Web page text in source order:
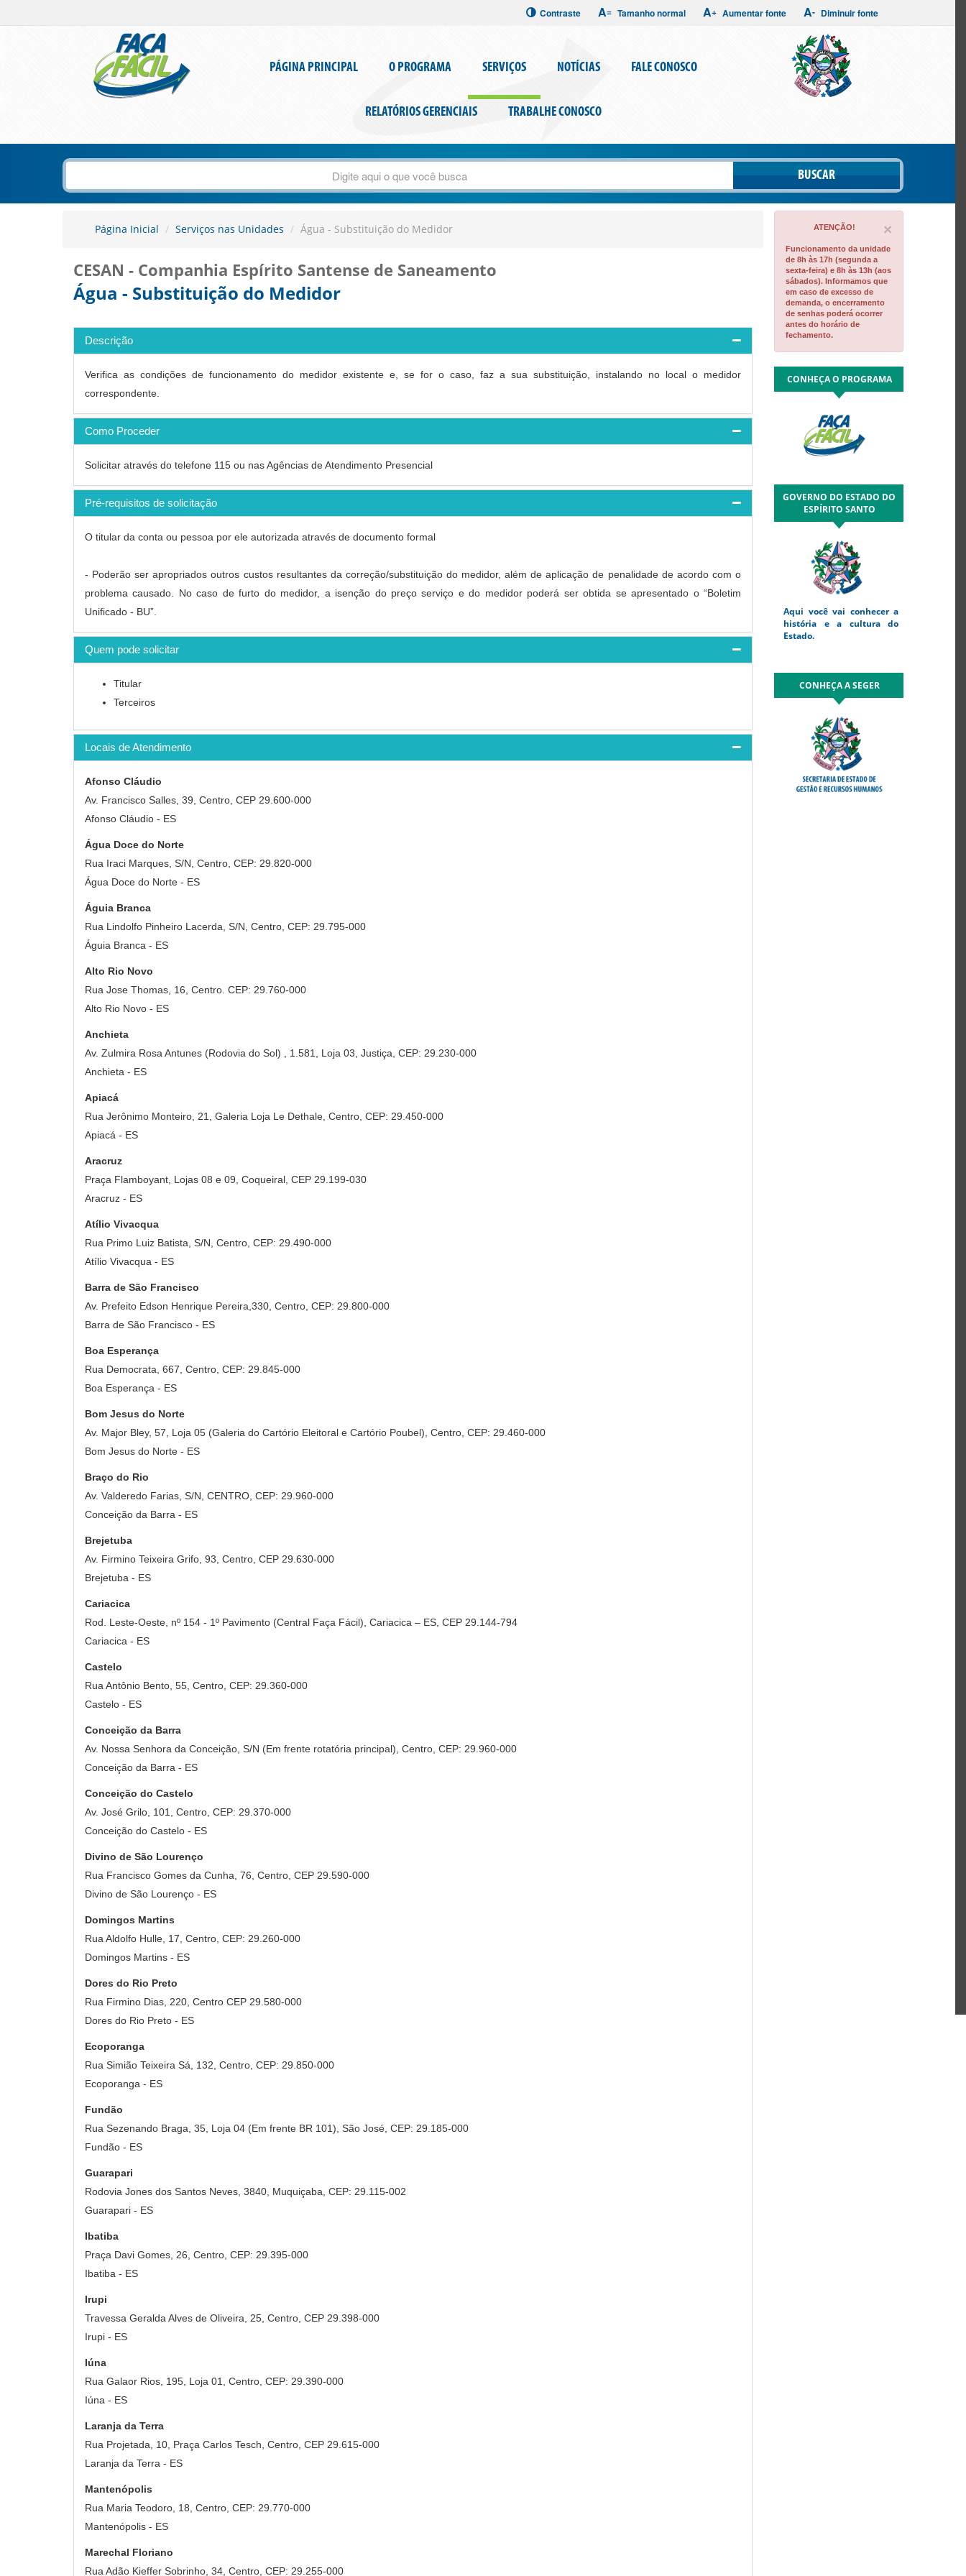
Contraste A= Tamanho normal A+ Aumentar fonte A- Diminuir fonte
PÁGINA PRINCIPAL O PROGRAMA SERVIÇOS NOTÍCIAS FALE CONOSCO
RELATÓRIOS GERENCIAIS TRABALHE CONOSCO
BUSCAR
Página Inicial Serviços nas Unidades Água - Substituição do Medidor
CESAN - Companhia Espírito Santense de Saneamento
Água - Substituição do Medidor
Descrição
Verifica as condições de funcionamento do medidor existente e, se for o caso, faz a sua substituição, instalando no local o medidor
correspondente.
Como Proceder
Solicitar através do telefone 115 ou nas Agências de Atendimento Presencial
Pré-requisitos de solicitação
O titular da conta ou pessoa por ele autorizada através de documento formal
- Poderão ser apropriados outros custos resultantes da correção/substituição do medidor, além de aplicação de penalidade de acordo com o
problema causado. No caso de furto do medidor, a isenção do preço serviço e do medidor poderá ser obtida se apresentado o “Boletim
Unificado - BU”.
Quem pode solicitar
Titular
Terceiros
Locais de Atendimento
Afonso Cláudio
Av. Francisco Salles, 39, Centro, CEP 29.600-000
Afonso Cláudio - ES
Água Doce do Norte
Rua Iraci Marques, S/N, Centro, CEP: 29.820-000
Água Doce do Norte - ES
Águia Branca
Rua Lindolfo Pinheiro Lacerda, S/N, Centro, CEP: 29.795-000
Águia Branca - ES
Alto Rio Novo
Rua Jose Thomas, 16, Centro. CEP: 29.760-000
Alto Rio Novo - ES
Anchieta
Av. Zulmira Rosa Antunes (Rodovia do Sol) , 1.581, Loja 03, Justiça, CEP: 29.230-000
Anchieta - ES
Apiacá
Rua Jerônimo Monteiro, 21, Galeria Loja Le Dethale, Centro, CEP: 29.450-000
Apiacá - ES
Aracruz
Praça Flamboyant, Lojas 08 e 09, Coqueiral, CEP 29.199-030
Aracruz - ES
Atílio Vivacqua
Rua Primo Luiz Batista, S/N, Centro, CEP: 29.490-000
Atílio Vivacqua - ES
Barra de São Francisco
Av. Prefeito Edson Henrique Pereira,330, Centro, CEP: 29.800-000
Barra de São Francisco - ES
Boa Esperança
Rua Democrata, 667, Centro, CEP: 29.845-000
Boa Esperança - ES
Bom Jesus do Norte
Av. Major Bley, 57, Loja 05 (Galeria do Cartório Eleitoral e Cartório Poubel), Centro, CEP: 29.460-000
Bom Jesus do Norte - ES
Braço do Rio
Av. Valderedo Farias, S/N, CENTRO, CEP: 29.960-000
Conceição da Barra - ES
Brejetuba
Av. Firmino Teixeira Grifo, 93, Centro, CEP 29.630-000
Brejetuba - ES
Cariacica
Rod. Leste-Oeste, nº 154 - 1º Pavimento (Central Faça Fácil), Cariacica – ES, CEP 29.144-794
Cariacica - ES
Castelo
Rua Antônio Bento, 55, Centro, CEP: 29.360-000
Castelo - ES
Conceição da Barra
Av. Nossa Senhora da Conceição, S/N (Em frente rotatória principal), Centro, CEP: 29.960-000
Conceição da Barra - ES
Conceição do Castelo
Av. José Grilo, 101, Centro, CEP: 29.370-000
Conceição do Castelo - ES
Divino de São Lourenço
Rua Francisco Gomes da Cunha, 76, Centro, CEP 29.590-000
Divino de São Lourenço - ES
Domingos Martins
Rua Aldolfo Hulle, 17, Centro, CEP: 29.260-000
Domingos Martins - ES
Dores do Rio Preto
Rua Firmino Dias, 220, Centro CEP 29.580-000
Dores do Rio Preto - ES
Ecoporanga
Rua Simião Teixeira Sá, 132, Centro, CEP: 29.850-000
Ecoporanga - ES
Fundão
Rua Sezenando Braga, 35, Loja 04 (Em frente BR 101), São José, CEP: 29.185-000
Fundão - ES
Guarapari
Rodovia Jones dos Santos Neves, 3840, Muquiçaba, CEP: 29.115-002
Guarapari - ES
Ibatiba
Praça Davi Gomes, 26, Centro, CEP: 29.395-000
Ibatiba - ES
Irupi
Travessa Geralda Alves de Oliveira, 25, Centro, CEP 29.398-000
Irupi - ES
Iúna
Rua Galaor Rios, 195, Loja 01, Centro, CEP: 29.390-000
Iúna - ES
Laranja da Terra
Rua Projetada, 10, Praça Carlos Tesch, Centro, CEP 29.615-000
Laranja da Terra - ES
Mantenópolis
Rua Maria Teodoro, 18, Centro, CEP: 29.770-000
Mantenópolis - ES
Marechal Floriano
Rua Adão Kieffer Sobrinho, 34, Centro, CEP: 29.255-000
×
ATENÇÃO!
Funcionamento da unidade
de 8h às 17h (segunda a
sexta-feira) e 8h às 13h (aos
sábados). Informamos que
em caso de excesso de
demanda, o encerramento
de senhas poderá ocorrer
antes do horário de
fechamento.
CONHEÇA O PROGRAMA
GOVERNO DO ESTADO DO
ESPÍRITO SANTO
Aqui você vai conhecer a
história e a cultura do
Estado.
CONHEÇA A SEGER